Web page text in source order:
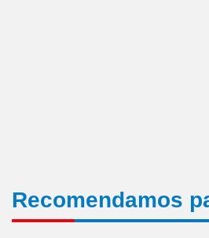
Recomendamos